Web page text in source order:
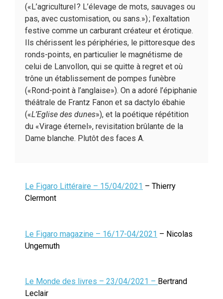
(«L’agriculturel ? L’élevage de mots, sauvages ou
pas, avec customisation, ou sans.») ; l’exaltation
festive comme un carburant créateur et érotique.
Ils chérissent les périphéries, le pittoresque des
ronds-points, en particulier le magnétisme de
celui de Lanvollon, qui se quitte à regret et où
trône un établissement de pompes funèbre
(«Rond-point à l’anglaise»). On a adoré l’épiphanie
théâtrale de Frantz Fanon et sa dactylo ébahie
(«L’Eglise des dunes»), et la poétique répétition
du «Virage éternel», revisitation brûlante de la
Dame blanche. Plutôt des faces A.
Le Figaro Littéraire – 15/04/2021 – Thierry
Clermont
Le Figaro magazine – 16/17-04/2021 – Nicolas
Ungemuth
Le Monde des livres – 23/04/2021 – Bertrand
Leclair